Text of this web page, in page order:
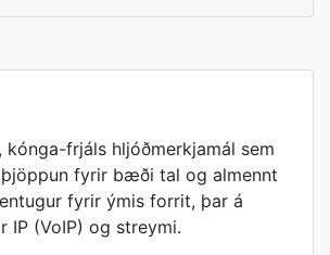
kónga-frjáls hljóðmerkjamál sem
fyrir bæði tal og almennt
fyrir ýmis forrit, þar á
IP (VoIP) og streymi.